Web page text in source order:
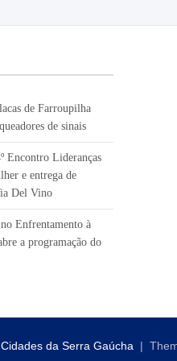
de Farroupilha
de sinais
Encontro Lideranças
e entrega de
Del Vino
Enfrentamento à
a programação do
da Serra Gaúcha